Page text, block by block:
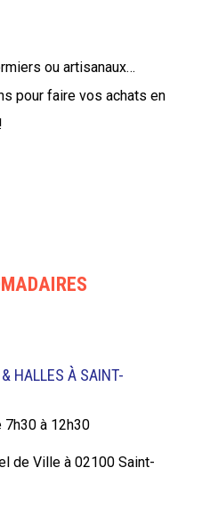
ou artisanaux…
pour faire vos achats en
HALLES À SAINT-
à 12h30
de Ville à 02100 Saint-